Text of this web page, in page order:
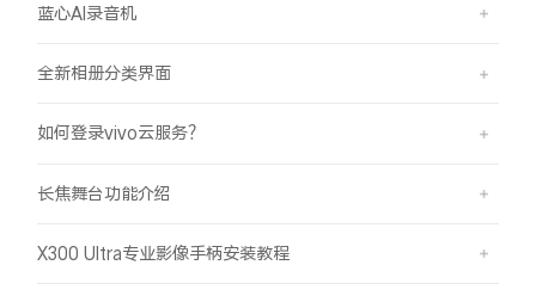
蓝心AI录音机
全新相册分类界面
如何登录vivo云服务？
长焦舞台功能介绍
X300 Ultra专业影像手柄安装教程